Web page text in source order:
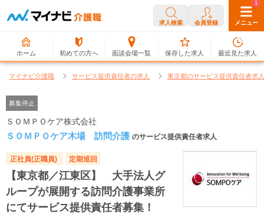
求人検索 会員登録 メニュー
ホーム 初めての方へ 面談会場一覧
0
保存した求人
1
最近見た求人
マイナビ介護職 サービス提供責任者の求人 東京都のサービス提供責任者求人
募集停止
ＳＯＭＰＯケア株式会社
ＳＯＭＰＯケア木場 訪問介護 のサービス提供責任者求人
正社員(正職員) 定期巡回
【東京都／江東区】 大手法人グ
ループが展開する訪問介護事業所
にてサービス提供責任者募集！